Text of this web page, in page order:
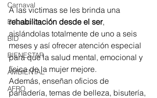
Carnaval
Educación
BID
BIENESTAR
AMBIENTAL
AFRO
A las victimas se les brinda una
rehabilitación desde el ser,
aislándolas totalmente de uno a seis
meses y así ofrecer atención especial
para que la salud mental, emocional y
física de la mujer mejore.
Además, enseñan oficios de
panadería, temas de belleza, bisutería,